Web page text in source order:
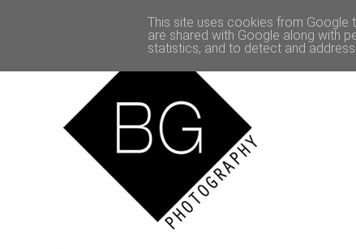
This site uses cookies from Google
are shared with Google along with
statistics, and to detect and